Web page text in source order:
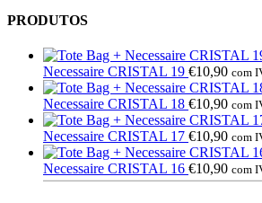
PRODUTOS
Necessaire CRISTAL 19 €10,90 com
Necessaire CRISTAL 18 €10,90 com
Necessaire CRISTAL 17 €10,90 com
Necessaire CRISTAL 16 €10,90 com